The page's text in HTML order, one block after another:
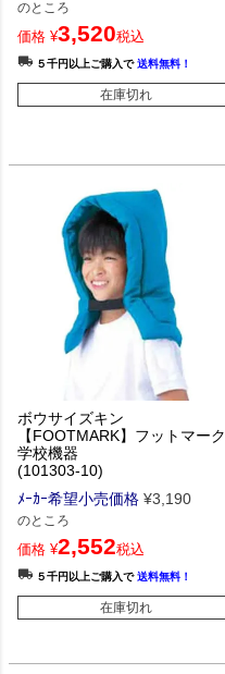
のところ
価格 ¥3,520税込
５千円以上ご購入で送料無料！
在庫切れ
ボウサイズキン
【FOOTMARK】フットマーク
学校機器
(101303-10)
ﾒｰｶｰ希望小売価格 ¥3,190
のところ
価格 ¥2,552税込
５千円以上ご購入で送料無料！
在庫切れ